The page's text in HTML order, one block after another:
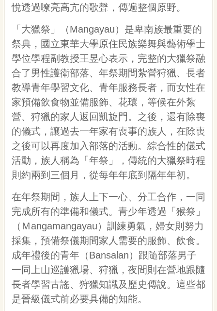
網
覽
聯
絡
我
們
資
訊
安
全
政
策
資
政
府
資
料
宣
告
悅透過嘹亮高亢的歌聲，傳遍整個原野。
「大獵祭」（Mangayau）是卑南族最重要的
祭典，國立東華大學原住民族樂舞與藝術學士
學位學程副教授王昱心表示，完整的大獵祭融
合了男性護衛部落、年祭期間紮營狩獵、長者
教導青年學習文化、青年服務長者，而女性在
家預備飲食物並備服飾、花環，等候在外紮
營、狩獵的家人返回凱旋門。之後，還有除喪
的儀式，讓過去一年家有喪事的族人，在除喪
之後可以再度加入部落的活動。綜合性的儀式
活動，族人稱為「年祭」，傳統的大獵祭時程
則約兩到三個月，從每年年底到隔年年初。
在年祭期間，族人上下一心、分工合作，一同
完成所有的準備和儀式。青少年透過「猴祭」
（Ｍangamangayau）訓練勇氣，婦女則努力
採集，預備祭儀期間家人需要的服飾、飲食。
成年禮後的青年（Bansalan）跟隨部落男子
一同上山巡護獵場、狩獵，夜間則在營地跟隨
長者學習古謠、狩獵知識及歷史傳說。這些都
是晉級儀式前必要具備的知能。